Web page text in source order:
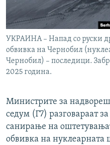
УКРАИНА – Напад со руски
обвивка на Чернобил
Чернобил) – последици.
2025 година.
Министрите за
седум (Г7) разговараат
санирање на
обвивка на нуклеарната